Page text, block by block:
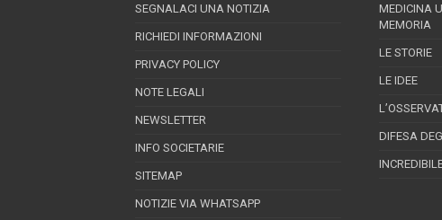
SEGNALACI UNA NOTIZIA
RICHIEDI INFORMAZIONI
PRIVACY POLICY
NOTE LEGALI
NEWSLETTER
INFO SOCIETARIE
SITEMAP
NOTIZIE VIA WHATSAPP
MEDICINA
MEMORIA
LE STORIE
LE IDEE
DIFESA